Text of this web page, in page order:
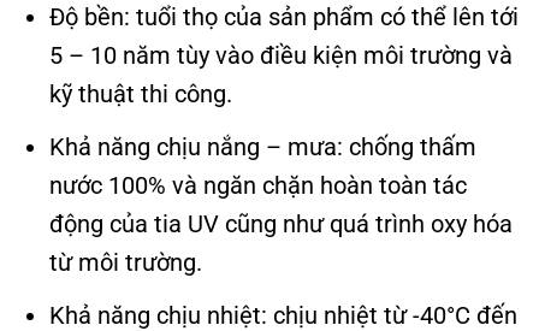
Độ bền: tuổi thọ của sản phẩm có thể lên tới
5 – 10 năm tùy vào điều kiện môi trường và
kỹ thuật thi công.
Khả năng chịu nắng – mưa: chống thấm
nước 100% và ngăn chặn hoàn toàn tác
động của tia UV cũng như quá trình oxy hóa
từ môi trường.
Khả năng chịu nhiệt: chịu nhiệt từ -40°C đến